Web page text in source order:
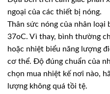
ngoại của các thiết bị nóng.
Thân sức nóng của nhân
37oC. Vì thay, bình thường
hoặc nhiệt biểu năng lượng
cơ thể. Độ đúng chuẩn của
chọn mua nhiệt kế nơi nào,
lượng không quá tồi tệ.